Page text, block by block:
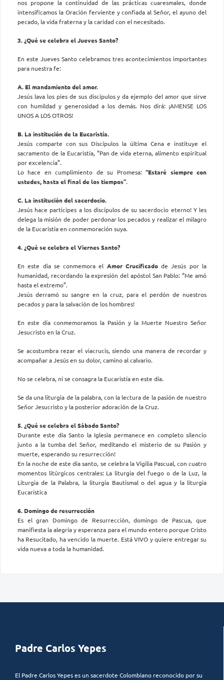
nos propone la continuidad de las prácticas cuaresmales, donde
intensificamos la Oración ferviente y confiada al Señor, el ayuno del
pecado, la vida fraterna y la caridad con el necesitado.
3. ¿Qué se celebra el Jueves Santo?
En este Jueves Santo celebramos tres acontecimientos importantes
para nuestra fe:
A. El mandamiento del amor.
Jesús lava los pies de sus discípulos y da ejemplo del amor que sirve
con humildad y generosidad a los demás. Nos dirá: ¡AMENSE LOS
UNOS A LOS OTROS!
B. La institución de la Eucaristía.
Jesús comparte con sus Discípulos la última Cena e instituye el
sacramento de la Eucaristía, “Pan de vida eterna, alimento espiritual
por excelencia”.
Lo hace en cumplimiento de su Promesa:“Estaré siempre con
ustedes, hasta el final de los tiempos”.
C. La institución del sacerdocio.
Jesús hace participes a los discípulos de su sacerdocio eterno! Y les
delega la misión de poder perdonar los pecados y realizar el milagro
de la Eucaristía en conmemoración suya.
4. ¿Qué se celebra el Viernes Santo?
En este día se conmemora el Amor Crucificadode Jesús por la
humanidad, recordando la expresión del apóstol San Pablo: “Me amó
hasta el extremo”.
Jesús derramó su sangre en la cruz, para el perdón de nuestros
pecados y para la salvación de los hombres!
En este día conmemoramos la Pasión y la Muerte Nuestro Señor
Jesucristo en la Cruz.
Se acostumbra rezar el viacrucis, siendo una manera de recordar y
acompañar a Jesús en su dolor, camino al calvario.
No se celebra, ni se consagra la Eucaristía en este día.
Se da una liturgia de la palabra, con la lectura de la pasión de nuestro
Señor Jesucristo y la posterior adoración de la Cruz.
5. ¿Qué se celebra el Sábado Santo?
Durante este día Santo la Iglesia permanece en completo silencio
junto a la tumba del Señor, meditando el misterio de su Pasión y
muerte, esperando su resurrección!
En la noche de este día santo, se celebra la Vigilia Pascual, con cuatro
momentos litúrgicos centrales: La liturgia del fuego o de la Luz, la
Liturgia de la Palabra, la liturgia Bautismal o del agua y la liturgia
Eucarística
6. Domingo de resurrección
Es el gran Domingo de Resurrección, domingo de Pascua, que
manifiesta la alegría y esperanza para el mundo entero porque Cristo
ha Resucitado, ha vencido la muerte. Está VIVO y quiere entregar su
vida nueva a toda la humanidad.
Padre Carlos Yepes
El Padre Carlos Yepes es un sacerdote Colombiano reconocido por su